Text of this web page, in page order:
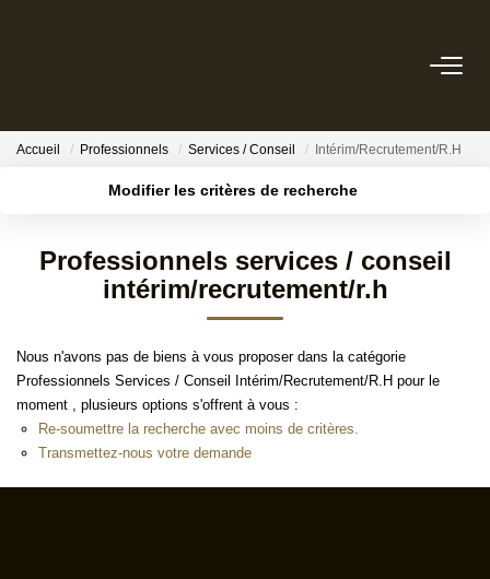
NOTRE PHILOSOPHIE
CONTACT
Accueil Professionnels Services / Conseil Intérim/Recrutement/R.H
Modifier les critères de recherche
Type de bien
Référence
Professionnels services / conseil
intérim/recrutement/r.h
Nous n'avons pas de biens à vous proposer dans la catégorie
Professionnels Services / Conseil Intérim/Recrutement/R.H pour le
moment , plusieurs options s'offrent à vous :
Re-soumettre la recherche avec moins de critères.
Transmettez-nous votre demande